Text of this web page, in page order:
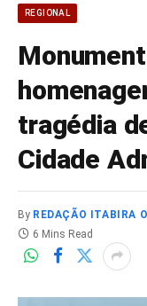
REGIONAL
tragédia
Cidade
By REDAÇÃO ITABIRA
6 Mins Read